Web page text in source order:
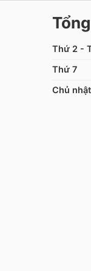
Thứ 2 -
Thứ 7
Chủ nhật